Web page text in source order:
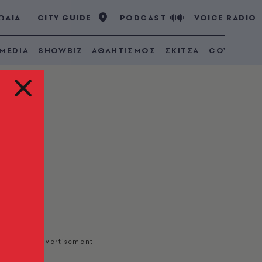
CITY GUIDE PODCAST VOICE RADIO
SHOWBIZ ΑΘΛΗΤΙΣΜΟΣ ΣΚΙΤΣΑ COVID 19